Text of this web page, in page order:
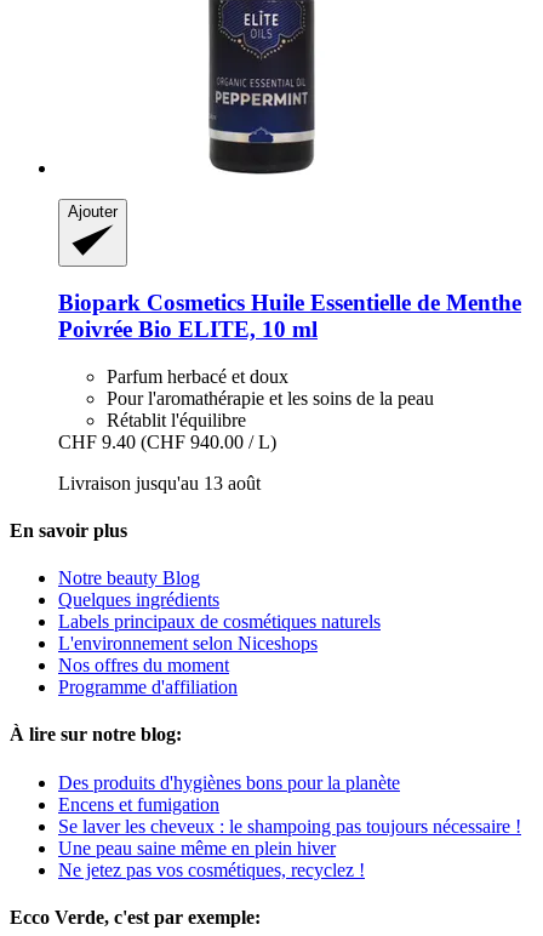
Ajouter
Biopark Cosmetics Huile Essentielle de Menthe
Poivrée Bio ELITE, 10 ml
Parfum herbacé et doux
Pour l'aromathérapie et les soins de la peau
Rétablit l'équilibre
CHF 9.40 (CHF 940.00 / L)
Livraison jusqu'au 13 août
En savoir plus
Notre beauty Blog
Quelques ingrédients
Labels principaux de cosmétiques naturels
L'environnement selon Niceshops
Nos offres du moment
Programme d'affiliation
À lire sur notre blog:
Des produits d'hygiènes bons pour la planète
Encens et fumigation
Se laver les cheveux : le shampoing pas toujours nécessaire !
Une peau saine même en plein hiver
Ne jetez pas vos cosmétiques, recyclez !
Ecco Verde, c'est par exemple: